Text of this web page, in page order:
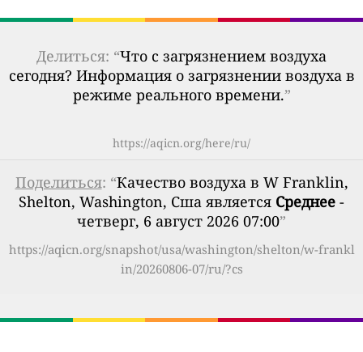
Делиться: “Что с загрязнением воздуха
сегодня? Информация о загрязнении воздуха в
режиме реального времени.”
https://aqicn.org/here/ru/
Поделиться: “Качество воздуха в W Franklin,
Shelton, Washington, Сша является Среднее -
четверг, 6 август 2026 07:00”
https://aqicn.org/snapshot/usa/washington/shelton/w-frankl
in/20260806-07/ru/?cs